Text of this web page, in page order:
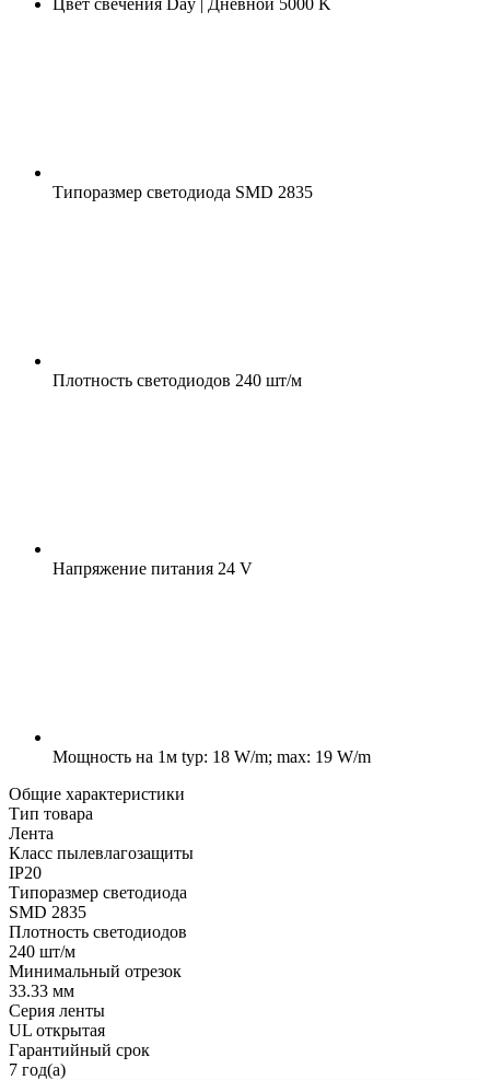
Типоразмер светодиода SMD 2835
Плотность светодиодов 240 шт/м
Напряжение питания 24 V
Мощность на 1м typ: 18 W/m; max: 19 W/m
Общие характеристики
Тип товара
Лента
Класс пылевлагозащиты
IP20
Типоразмер светодиода
SMD 2835
Плотность светодиодов
240 шт/м
Минимальный отрезок
33.33 мм
Серия ленты
UL открытая
Гарантийный срок
7 год(а)